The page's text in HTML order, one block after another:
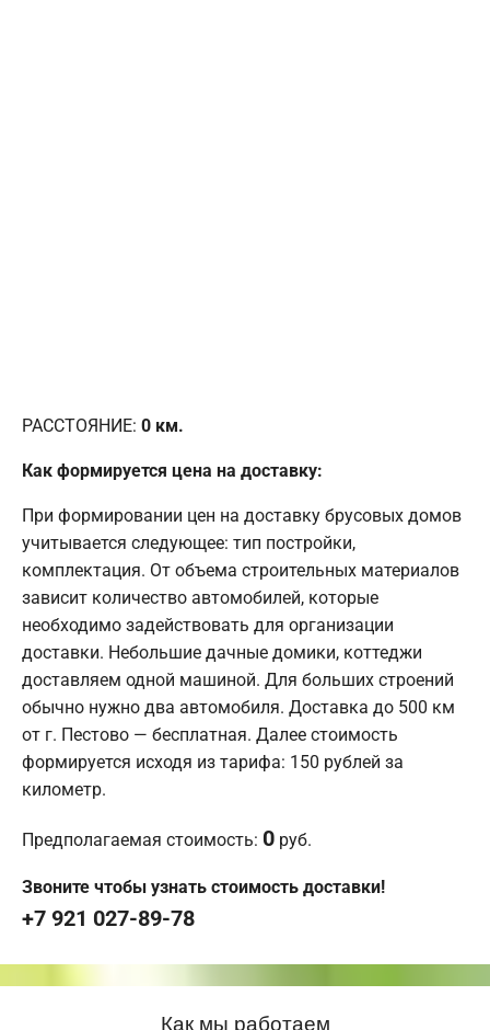
РАССТОЯНИЕ: 0 км.
Как формируется цена на доставку:
При формировании цен на доставку брусовых домов
учитывается следующее: тип постройки,
комплектация. От объема строительных материалов
зависит количество автомобилей, которые
необходимо задействовать для организации
доставки. Небольшие дачные домики, коттеджи
доставляем одной машиной. Для больших строений
обычно нужно два автомобиля. Доставка до 500 км
от г. Пестово — бесплатная. Далее стоимость
формируется исходя из тарифа: 150 рублей за
километр.
Предполагаемая стоимость: 0 руб.
Звоните чтобы узнать стоимость доставки!
+7 921 027-89-78
Как мы работаем